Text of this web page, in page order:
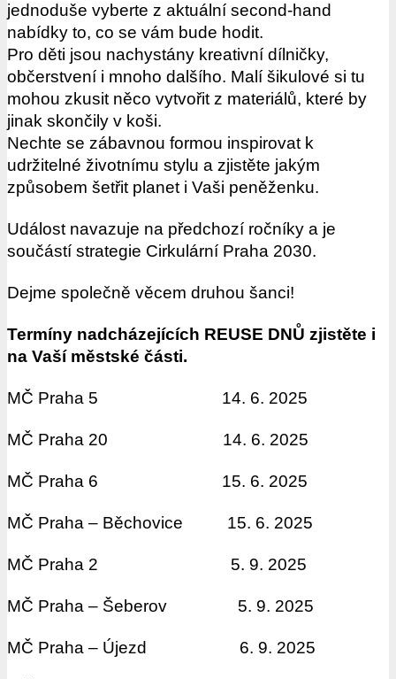
jednoduše vyberte z aktuální second-hand
nabídky to, co se vám bude hodit.
Pro děti jsou nachystány kreativní dílničky,
občerstvení i mnoho dalšího. Malí šikulové si tu
mohou zkusit něco vytvořit z materiálů, které by
jinak skončily v koši.
Nechte se zábavnou formou inspirovat k
udržitelné životnímu stylu a zjistěte jakým
způsobem šetřit planet i Vaši peněženku.
Událost navazuje na předchozí ročníky a je
součástí strategie Cirkulární Praha 2030.
Dejme společně věcem druhou šanci!
Termíny nadcházejících REUSE DNŮ zjistěte i
na Vaší městské části.
MČ Praha 5 14. 6. 2025
MČ Praha 20 14. 6. 2025
MČ Praha 6 15. 6. 2025
MČ Praha – Běchovice 15. 6. 2025
MČ Praha 2 5. 9. 2025
MČ Praha – Šeberov 5. 9. 2025
MČ Praha – Újezd 6. 9. 2025